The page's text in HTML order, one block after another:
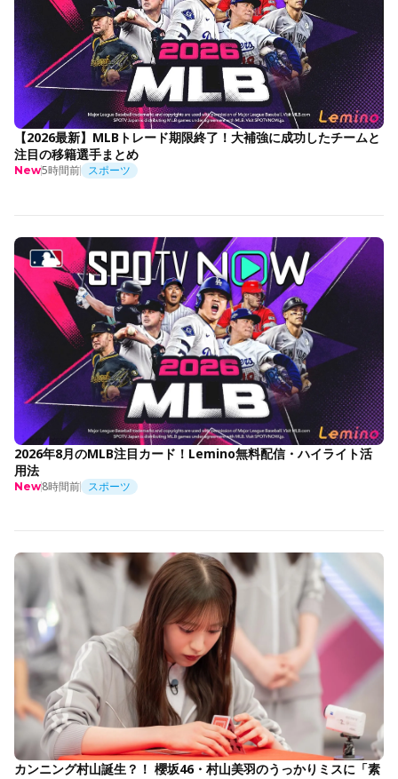
【2026最新】MLBトレード期限終了！大補強に成功したチームと
注目の移籍選手まとめ
New5時間前 スポーツ
2026年8月のMLB注目カード！Lemino無料配信・ハイライト活
用法
New8時間前 スポーツ
カンニング村山誕生？！ 櫻坂46・村山美羽のうっかりミスに「素